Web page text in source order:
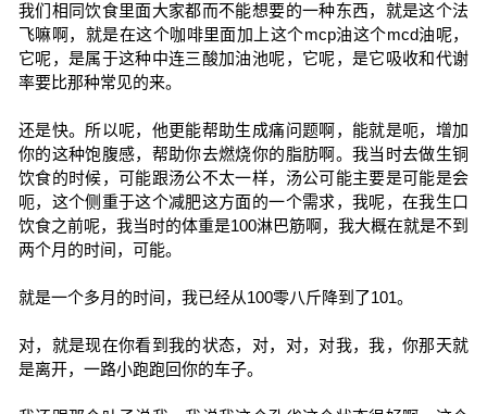
我们相同饮食里面大家都而不能想要的一种东西，就是这个法
飞嘛啊，就是在这个咖啡里面加上这个mcp油这个mcd油呢，
它呢，是属于这种中连三酸加油池呢，它呢，是它吸收和代谢
率要比那种常见的来。
还是快。所以呢，他更能帮助生成痛问题啊，能就是呃，增加
你的这种饱腹感，帮助你去燃烧你的脂肪啊。我当时去做生铜
饮食的时候，可能跟汤公不太一样，汤公可能主要是可能是会
呃，这个侧重于这个减肥这方面的一个需求，我呢，在我生口
饮食之前呢，我当时的体重是100淋巴筋啊，我大概在就是不到
两个月的时间，可能。
就是一个多月的时间，我已经从100零八斤降到了101。
对，就是现在你看到我的状态，对，对，对我，我，你那天就
是离开，一路小跑跑回你的车子。